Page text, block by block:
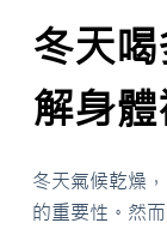
冬天
解身
冬天氣候乾燥
的重要性。然